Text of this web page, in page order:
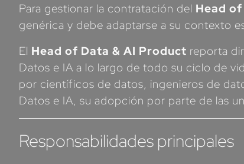
Para gestionar la contratación del Head
genérica y debe adaptarse a su contexto
El Head of Data & AI Product reporta
Datos e IA a lo largo de todo su ciclo de
por científicos de datos, ingenieros de
Datos e IA, su adopción por parte de las
Responsabilidades principales